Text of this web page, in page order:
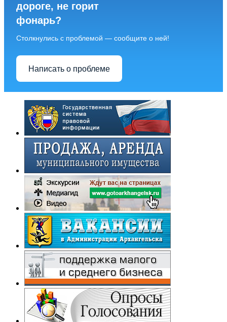
дороге, не горит
фонарь?
Столкнулись с проблемой — сообщите о ней!
Написать о проблеме